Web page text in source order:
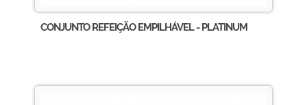
CONJUNTO REFEIÇÃO EMPILHÁVEL - PLATINUM